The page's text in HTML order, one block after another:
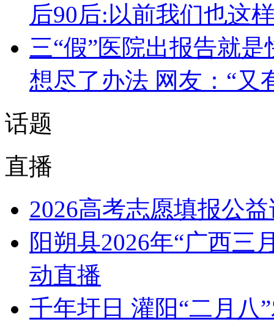
后90后:以前我们也这
三“假”医院出报告就
想尽了办法 网友：“又
话题
直播
2026高考志愿填报公
阳朔县2026年“广西三
动直播
千年圩日 灌阳“二月八